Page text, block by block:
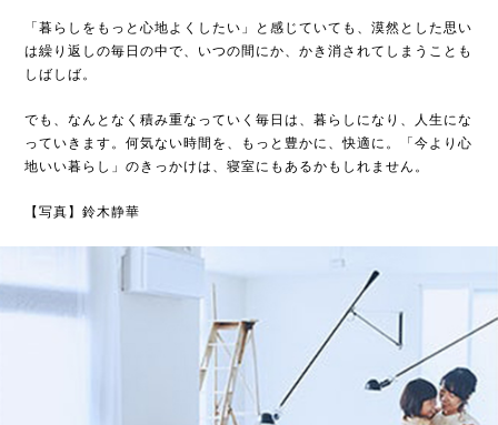
「暮らしをもっと心地よくしたい」と感じていても、漠然とした思い
は繰り返しの毎日の中で、いつの間にか、かき消されてしまうことも
しばしば。
でも、なんとなく積み重なっていく毎日は、暮らしになり、人生にな
っていきます。何気ない時間を、もっと豊かに、快適に。「今より心
地いい暮らし」のきっかけは、寝室にもあるかもしれません。
【写真】鈴木静華